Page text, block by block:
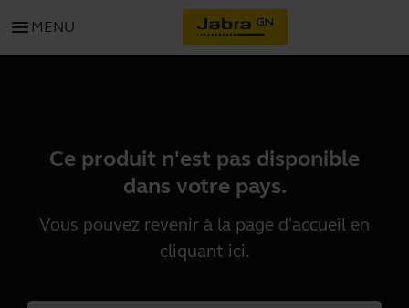
menu MENU
Ce produit n'est pas disponible
dans votre pays.
Vous pouvez revenir à la page d'accueil en
cliquant ici.